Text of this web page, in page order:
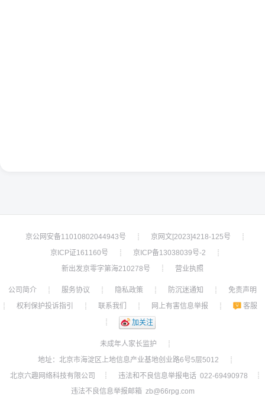
京公网安备11010802044943号 ┊ 京网文[2023]4218-125号
┊
京ICP证161160号
┊ 京ICP备13038039号-2
┊
新出发京零字第海210278号
┊ 营业执照
公司简介 ┊ 服务协议 ┊ 隐私政策 ┊ 防沉迷通知 ┊
免责声明
┊
权利保护投诉指引 ┊ 联系我们 ┊ 网上有害信息举报 ┊
客服
┊
加关注
未成年人家长监护
┊
地址：北京市海淀区上地信息产业基地创业路6号5层5012
┊
北京六趣网络科技有限公司
┊ 违法和不良信息举报电话 022-69490978
┊
违法不良信息举报邮箱 zb@66rpg.com